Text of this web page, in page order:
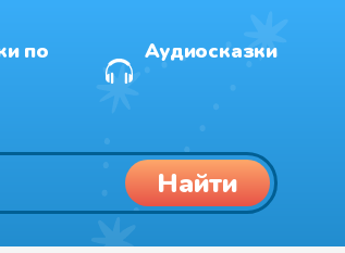
по
Аудиосказки
Найти